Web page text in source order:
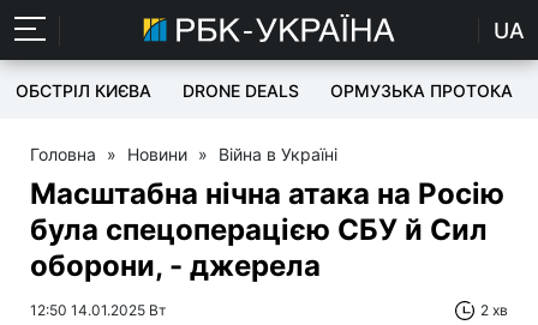
UA
ОБСТРІЛ КИЄВА DRONE DEALS ОРМУЗЬКА ПРОТОКА
Головна » Новини » Війна в Україні
Масштабна нічна атака на Росію
була спецоперацією СБУ й Сил
оборони, - джерела
12:50 14.01.2025 Вт 2 хв